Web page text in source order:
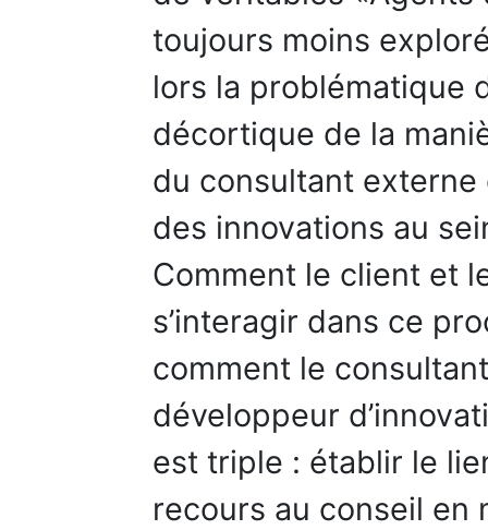
toujours moins
lors la problématique
décortique de la
du consultant
des innovations au
Comment le client et
s’interagir dans ce
comment le
développeur
est triple : établir le
recours au conseil en